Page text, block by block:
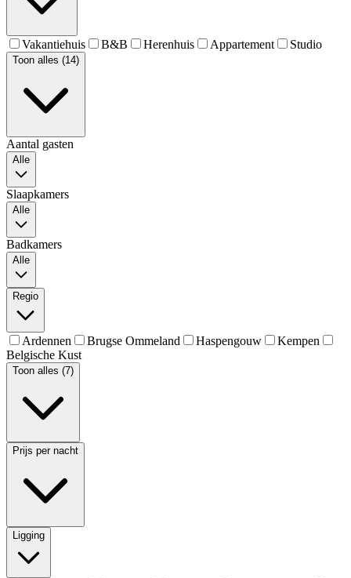
Vakantiehuis B&B Herenhuis Appartement Studio
Toon alles (14)
Aantal gasten
Alle
Slaapkamers
Alle
Badkamers
Alle
Regio
Ardennen Brugse Ommeland Haspengouw
Kempen
Belgische Kust
Toon alles (7)
Prijs per nacht
Ligging